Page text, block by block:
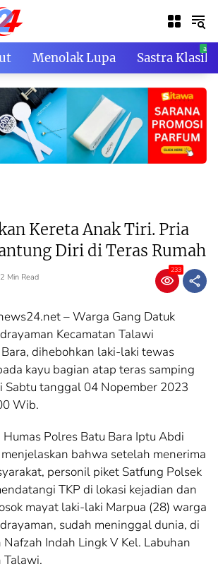
Menolak Lupa Sastra Klasik
Kereta Anak Tiri. Pria
Diri di Teras Rumah
2 Min Read
233
– Warga Gang Datuk
Kecamatan Talawi
dihebohkan laki-laki tewas
kayu bagian atap teras samping
Sabtu tanggal 04 Nopember 2023
Wib.
Polres Batu Bara Iptu Abdi
bahwa setelah menerima
personil piket Satfung Polsek
TKP di lokasi kejadian dan
mayat laki-laki Marpua (28) warga
sudah meninggal dunia, di
Indah Lingk V Kel. Labuhan
Talawi.